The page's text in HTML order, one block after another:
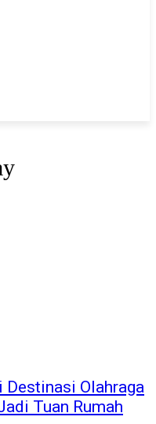
Destinasi Olahraga
Tuan Rumah